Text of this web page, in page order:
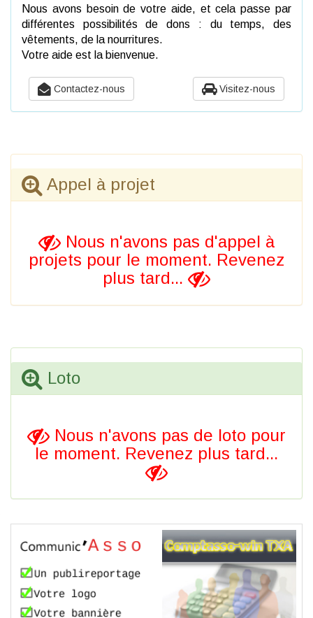
Nous avons besoin de votre aide, et cela passe par
différentes possibilités de dons : du temps, des
vêtements, de la nourritures.
Votre aide est la bienvenue.
Contactez-nous Visitez-nous
Appel à projet
Nous n'avons pas d'appel à
projets pour le moment. Revenez
plus tard...
Loto
Nous n'avons pas de loto pour
le moment. Revenez plus tard...